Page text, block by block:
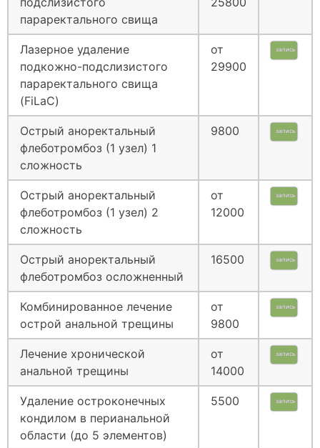
параректального свища
Лазерное удаление
подкожно-подслизистого
параректального свища
(FiLaC)
от
29900
запись
Острый аноректальный
флеботромбоз (1 узел) 1
сложность
9800 запись
Острый аноректальный
флеботромбоз (1 узел) 2
сложность
от
12000
запись
Острый аноректальный
флеботромбоз осложненный
16500 запись
Комбинированное лечение
острой анальной трещины
от
9800
запись
Лечение хронической
анальной трещины
от
14000
запись
Удаление остроконечных
кондилом в перианальной
области (до 5 элементов)
5500 запись